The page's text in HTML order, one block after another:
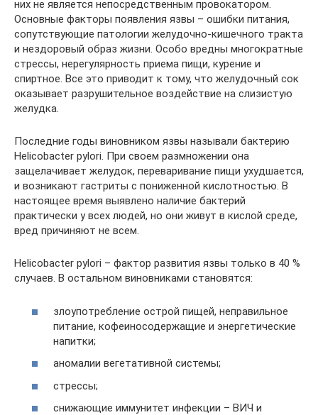
них не является непосредственным провокатором.
Основные факторы появления язвы – ошибки питания,
сопутствующие патологии желудочно-кишечного тракта
и нездоровый образ жизни. Особо вредны многократные
стрессы, нерегулярность приема пищи, курение и
спиртное. Все это приводит к тому, что желудочный сок
оказывает разрушительное воздействие на слизистую
желудка.
Последние годы виновником язвы называли бактерию
Helicobacter pylori. При своем размножении она
защелачивает желудок, переваривание пищи ухудшается,
и возникают гастриты с пониженной кислотностью. В
настоящее время выявлено наличие бактерий
практически у всех людей, но они живут в кислой среде,
вред причиняют не всем.
Helicobacter pylori – фактор развития язвы только в 40 %
случаев. В остальном виновниками становятся:
злоупотребление острой пищей, неправильное
питание, кофеиносодержащие и энергетические
напитки;
аномалии вегетативной системы;
стрессы;
снижающие иммунитет инфекции – ВИЧ и